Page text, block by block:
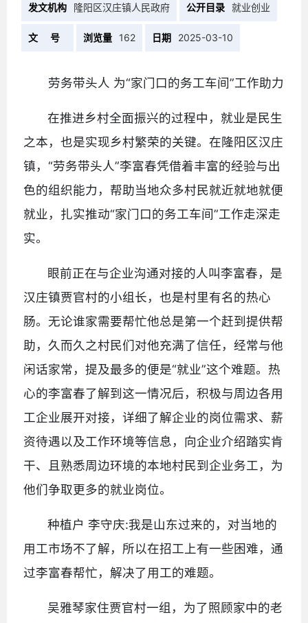
发文机构 隆阳区汉庄镇人民政府 公开目录 就业创业
文 号 浏览量 162 日期 2025-03-10
劳务带头人 为“家门口的务工车间”工作助力
在推进乡村全面振兴的过程中，就业是民生
之本，也是实现乡村繁荣的关键。在隆阳区汉庄
镇，“劳务带头人”李富春凭借着丰富的经验与出
色的组织能力，帮助当地众多村民就近就地就便
就业，扎实推动“家门口的务工车间”工作走深走
实。
眼前正在与企业沟通对接的人叫李富春，是
汉庄镇贾官村的小组长，也是村里有名的热心
肠。无论谁家需要帮忙他总是第一个赶到提供帮
助，久而久之村民们对他充满了信任，经常与他
闲话家常，提及最多的便是“就业”这个难题。热
心的李富春了解到这一情况后，积极与周边各用
工企业展开对接，详细了解企业的岗位需求、薪
资待遇以及工作环境等信息，向企业介绍踏实肯
干、且熟悉周边环境的本地村民到企业务工，为
他们争取更多的就业岗位。
种植户 李守庆:我是山东过来的，对当地的
用工市场不了解，所以在招工上有一些困难，通
过李富春帮忙，解决了用工的难题。
吴雅琴家住贾官村一组，为了照顾家中的老